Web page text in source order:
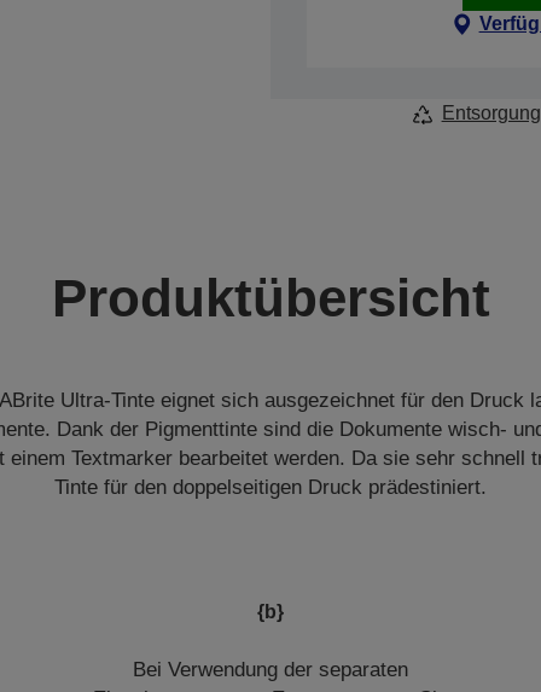
Produktübersicht
Ultra-Tinte eignet sich ausgezeichnet für den Druck
Dank der Pigmenttinte sind die Dokumente wisch-
einem Textmarker bearbeitet werden. Da sie sehr schnell
Tinte für den doppelseitigen Druck prädestiniert.
{b}
Bei Verwendung der separaten